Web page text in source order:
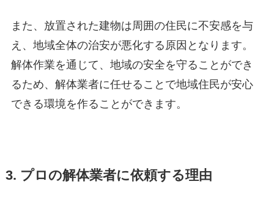
また、放置された建物は周囲の住民に不安感を与
え、地域全体の治安が悪化する原因となります。
解体作業を通じて、地域の安全を守ることができ
るため、解体業者に任せることで地域住民が安心
できる環境を作ることができます。
3. プロの解体業者に依頼する理由